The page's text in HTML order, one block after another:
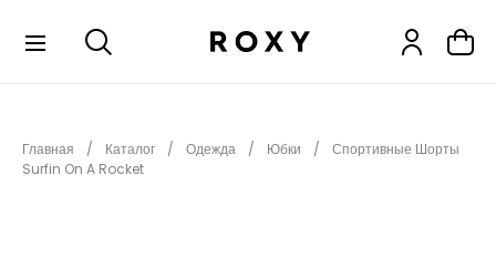
НОВИНКИ
Главная Каталог Одежда Юбки
Спортивные Шорты
Surfin On A Rocket